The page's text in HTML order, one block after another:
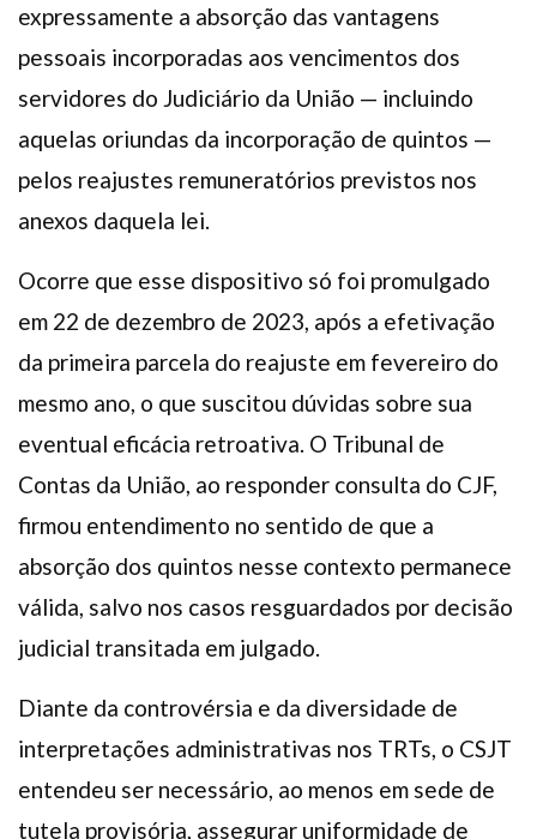
expressamente a absorção das vantagens
pessoais incorporadas aos vencimentos dos
servidores do Judiciário da União — incluindo
aquelas oriundas da incorporação de quintos —
pelos reajustes remuneratórios previstos nos
anexos daquela lei.
Ocorre que esse dispositivo só foi promulgado
em 22 de dezembro de 2023, após a efetivação
da primeira parcela do reajuste em fevereiro do
mesmo ano, o que suscitou dúvidas sobre sua
eventual eficácia retroativa. O Tribunal de
Contas da União, ao responder consulta do CJF,
firmou entendimento no sentido de que a
absorção dos quintos nesse contexto permanece
válida, salvo nos casos resguardados por decisão
judicial transitada em julgado.
Diante da controvérsia e da diversidade de
interpretações administrativas nos TRTs, o CSJT
entendeu ser necessário, ao menos em sede de
tutela provisória, assegurar uniformidade de